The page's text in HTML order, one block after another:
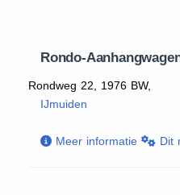
Rondo-
Rondweg 22, 1976 BW,
IJmuiden
Meer informatie Dit